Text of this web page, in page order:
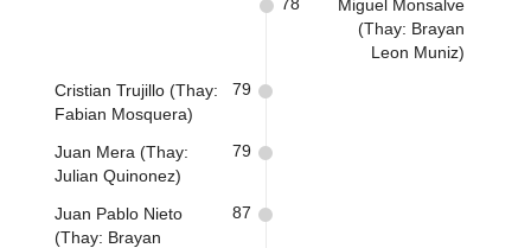
Miguel Monsalve
(Thay: Brayan
Leon Muniz)
Cristian Trujillo (Thay:
Fabian Mosquera)
79
Juan Mera (Thay:
Julian Quinonez)
79
Juan Pablo Nieto
(Thay: Brayan
87